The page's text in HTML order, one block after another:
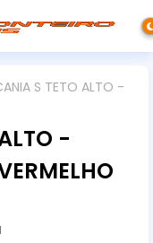
S TETO ALTO -
-